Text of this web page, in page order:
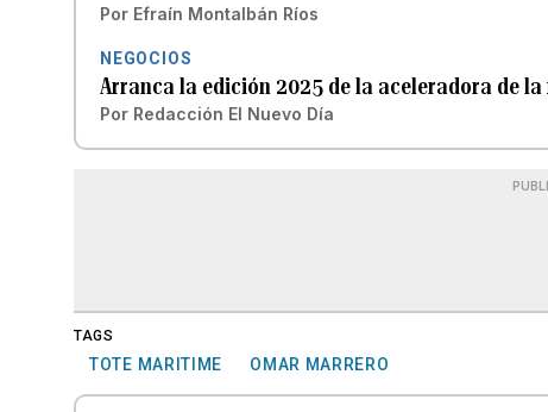
Por Efraín Montalbán Ríos
NEGOCIOS
Arranca la edición 2025 de la aceleradora de
Por Redacción El Nuevo Día
TAGS
TOTE MARITIME OMAR MARRERO